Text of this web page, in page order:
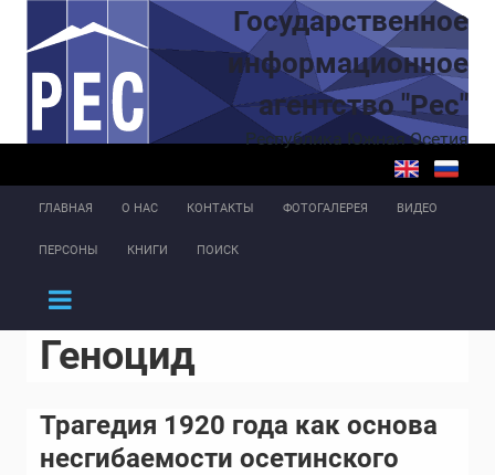
Перейти к основному содержаниюГосударственное
информационное
агентство "Рес"
Республика Южная Осетия
ГЛАВНАЯ О НАС КОНТАКТЫ ФОТОГАЛЕРЕЯ ВИДЕО
ПЕРСОНЫ КНИГИ ПОИСК
Геноцид
Трагедия 1920 года как основа
несгибаемости осетинского